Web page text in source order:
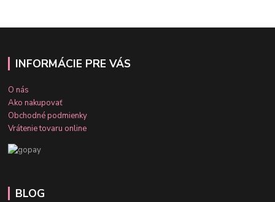
INFORMÁCIE PRE VÁS
O nás
Ako nakupovať
Obchodné podmienky
Vrátenie tovaru online
BLOG